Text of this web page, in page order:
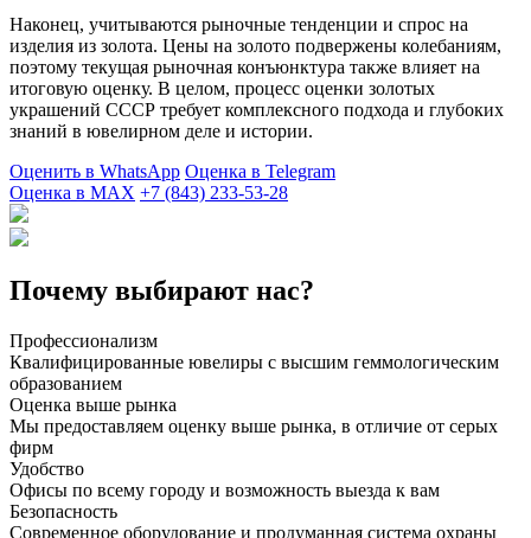
Наконец, учитываются рыночные тенденции и спрос на
изделия из золота. Цены на золото подвержены колебаниям,
поэтому текущая рыночная конъюнктура также влияет на
итоговую оценку. В целом, процесс оценки золотых
украшений СССР требует комплексного подхода и глубоких
знаний в ювелирном деле и истории.
Оценить в WhatsApp Оценка в Telegram
Оценка в MAX +7 (843) 233-53-28
Почему выбирают нас?
Профессионализм
Квалифицированные ювелиры с высшим геммологическим
образованием
Оценка выше рынка
Мы предоставляем оценку выше рынка, в отличие от серых
фирм
Удобство
Офисы по всему городу и возможность выезда к вам
Безопасность
Современное оборудование и продуманная система охраны